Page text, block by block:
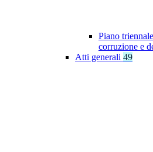
Piano
corruzione e
Atti generali 49